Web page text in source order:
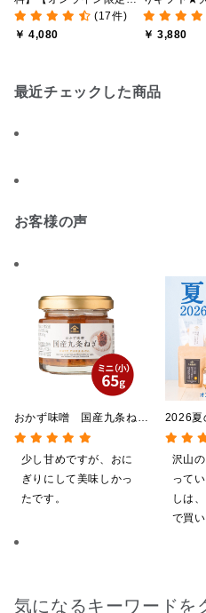
【ポイントキャンペーン
実施中】【のし・ラッピ
(17件)
￥ 4,080
しゃけめん
料込/沖縄県
￥ 3,880
最近チェックした商品
お客様の声
2026夏
料】【
【ポイ
施中】
グ・化
沢山
って
しは
で買
おかず味噌 国産九条ね
ぎ ミニサイズ 65g
少し甘めですが、おに
ぎりにして美味しかっ
たです。
気になるキーワードを